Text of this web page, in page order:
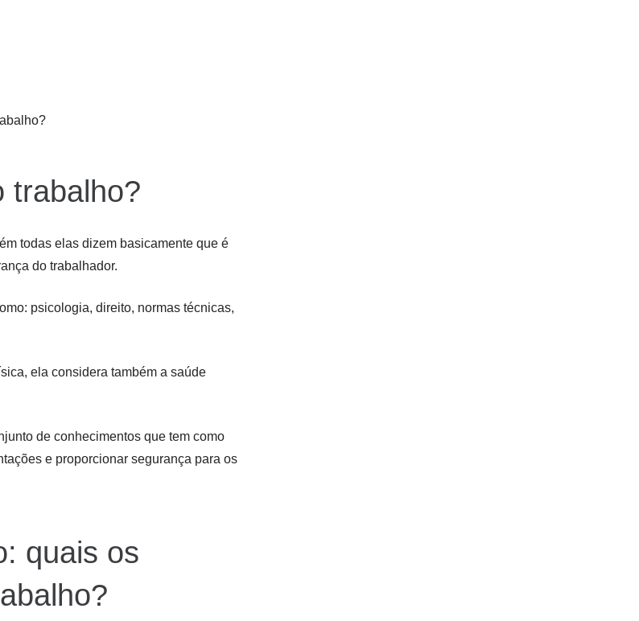
trabalho?
todas elas dizem basicamente que é
do trabalhador.
psicologia, direito, normas técnicas,
ela considera também a saúde
de conhecimentos que tem como
e proporcionar segurança para os
quais os